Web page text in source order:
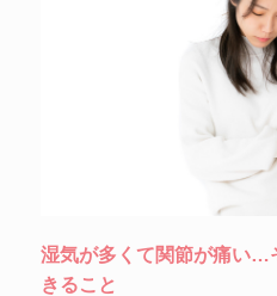
湿気が多くて関節が痛い…
きること